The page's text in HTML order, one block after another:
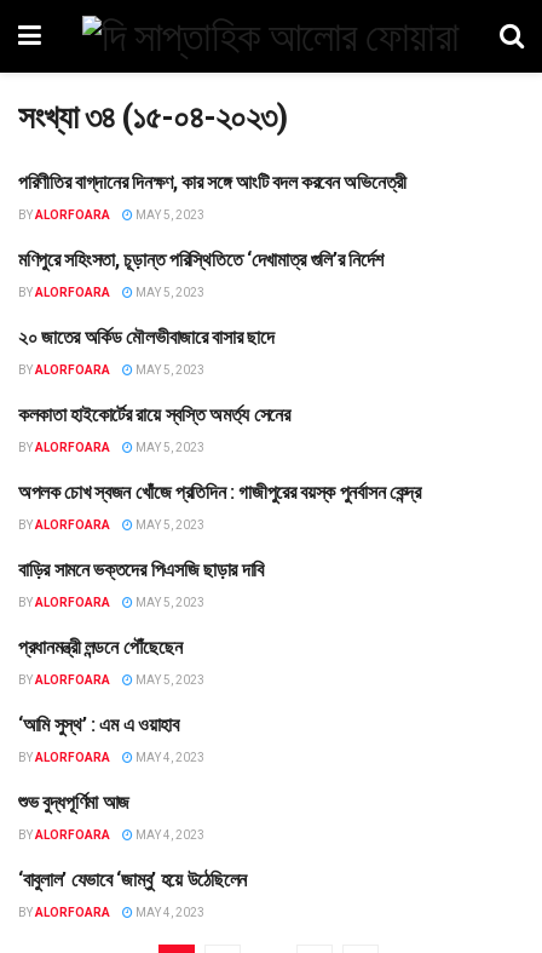
সংখ্যা ৩৪ (১৫-০৪-২০২৩)
বিনোদন
পরিণীতির বাগ্‌দানের দিনক্ষণ, কার সঙ্গে আংটি বদল করবেন অভিনেত্রী
BYALORFOARA MAY 5, 2023
বহির্বিশ্ব
মণিপুরে সহিংসতা, চূড়ান্ত পরিস্থিতিতে ‘দেখামাত্র গুলি’র নির্দেশ
BYALORFOARA MAY 5, 2023
তথ্য
২০ জাতের অর্কিড মৌলভীবাজারে বাসার ছাদে
BYALORFOARA MAY 5, 2023
বহির্বিশ্ব
কলকাতা হাইকোর্টের রায়ে স্বস্তি অমর্ত্য সেনের
BYALORFOARA MAY 5, 2023
তথ্য
অপলক চোখ স্বজন খোঁজে প্রতিদিন : গাজীপুরের বয়স্ক পুনর্বাসন কেন্দ্র
BYALORFOARA MAY 5, 2023
খেলাধুলা
বাড়ির সামনে ভক্তদের পিএসজি ছাড়ার দাবি
BYALORFOARA MAY 5, 2023
তথ্য
প্রধানমন্ত্রী লন্ডনে পৌঁছেছেন
BYALORFOARA MAY 5, 2023
কবিতা
‘আমি সুস্থ’ : এম এ ওয়াহাব
BYALORFOARA MAY 4, 2023
তথ্য
শুভ বুদ্ধপূর্ণিমা আজ
BYALORFOARA MAY 4, 2023
বিনোদন
‘বাবুলাল’ যেভাবে ‘জাম্বু’ হয়ে উঠেছিলেন
BYALORFOARA MAY 4, 2023